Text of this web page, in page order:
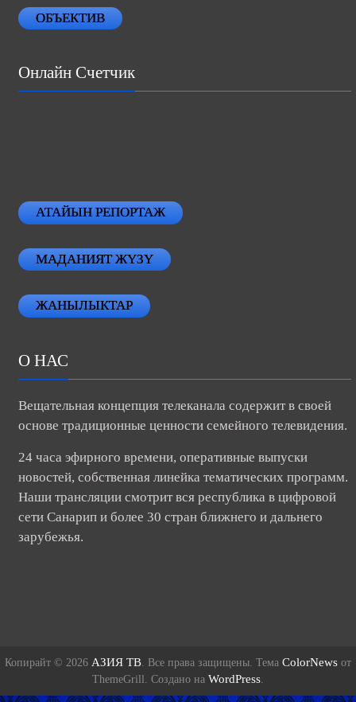
ОБЪЕКТИВ
Онлайн Счетчик
АТАЙЫН РЕПОРТАЖ
МАДАНИЯТ ЖҮЗҮ
ЖАНЫЛЫКТАР
О НАС
Вещательная концепция телеканала содержит в своей
основе традиционные ценности семейного телевидения.
24 часа эфирного времени, оперативные выпуски
новостей, собственная линейка тематических программ.
Наши трансляции смотрит вся республика в цифровой
сети Санарип и более 30 стран ближнего и дальнего
зарубежья.
Копирайт © 2026 АЗИЯ ТВ . Все права защищены. Тема ColorNews от
ThemeGrill. Создано на WordPress